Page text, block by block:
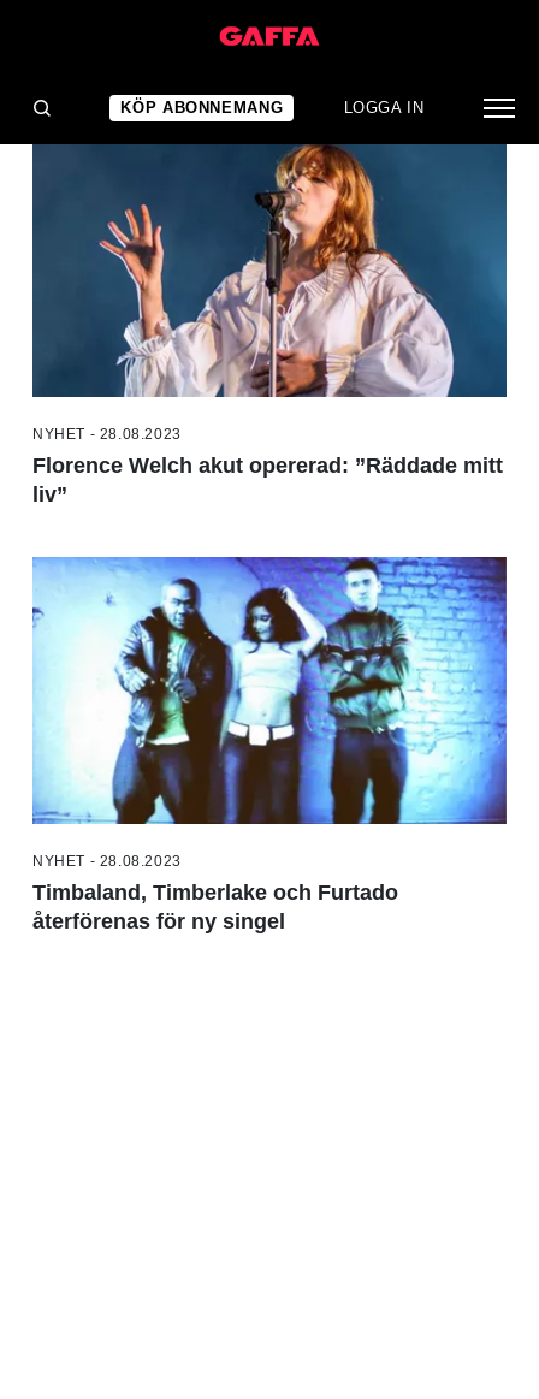
KÖP ABONNEMANG LOGGA IN
NYHET - 28.08.2023
Florence Welch akut opererad: ”Räddade mitt
liv”
NYHET - 28.08.2023
Timbaland, Timberlake och Furtado
återförenas för ny singel